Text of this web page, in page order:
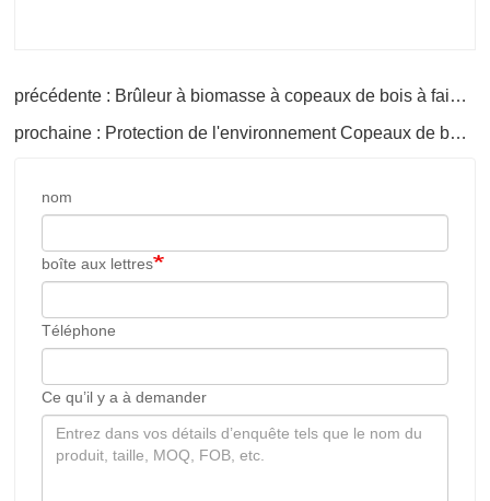
précédente : Brûleur à biomasse à copeaux de bois à faible émission de carbone pour la protection de l'environnement
prochaine : Protection de l'environnement Copeaux de bois industriels Poêle à biomasse Brûleur de sciure
nom
boîte aux lettres
Téléphone
Ce qu’il y a à demander